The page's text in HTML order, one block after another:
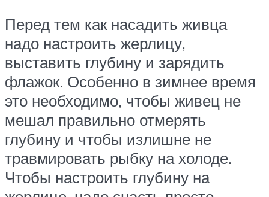
Перед тем как насадить живца
надо настроить жерлицу,
выставить глубину и зарядить
флажок. Особенно в зимнее время
это необходимо, чтобы живец не
мешал правильно отмерять
глубину и чтобы излишне не
травмировать рыбку на холоде.
Чтобы настроить глубину на